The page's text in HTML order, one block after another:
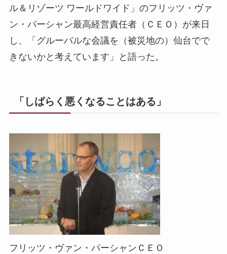
ル＆リゾーツ ワールドワイド」のフリッツ・ヴァ
ン・パーシャン最高経営責任者（ＣＥＯ）が来日
し、「グルーバルな会議を（被災地の）仙台でで
きないかと考えています」と語った。
「しばらく悪くなることはある」
フリッツ・ヴァン・パーシャンＣＥＯ